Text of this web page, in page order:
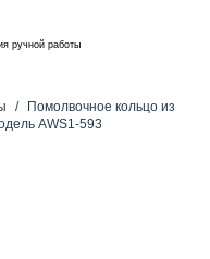
ручной работы
Помолвочное кольцо из
AWS1-593